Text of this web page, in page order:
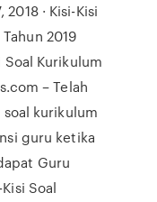
· Kisi-Kisi
2019
Kurikulum
– Telah
kurikulum
guru ketika
Guru
Soal